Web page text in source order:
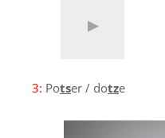
3: Potser / dotze